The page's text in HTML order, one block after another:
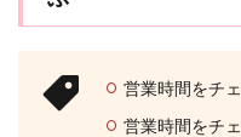
営業時間をチ
営業時間をチ